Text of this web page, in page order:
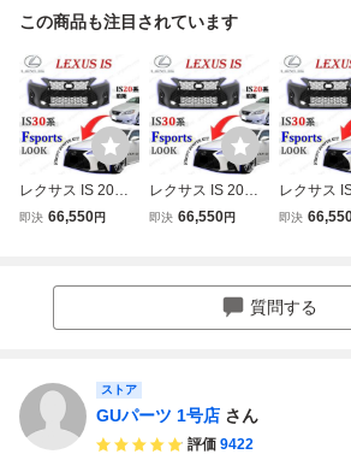
この商品も注目されています
レクサス IS 20系
→ 30系 Fスポーツ
即決 66,550円
レクサス IS 20系
→ 30系 Fスポーツ
IS350 GSE20 GS
E21 GSE25 ISF
即決 66,550円
レクサス
→ 30系 Fス
IS350
E21
即決
質問する
ストア
GUパーツ 1号店 さん
評価 9422